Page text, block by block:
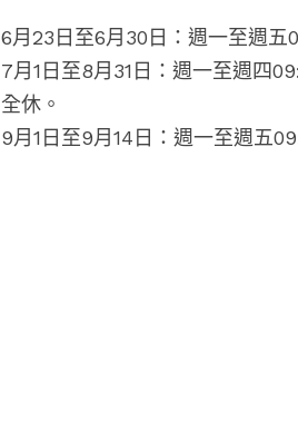
6月23日至6月30日：週一至週五
7月1日至8月31日：週一至週四
全休。
9月1日至9月14日：週一至週五